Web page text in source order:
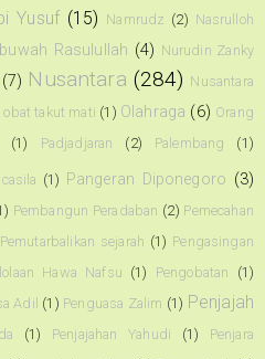
Yusuf (15) Namrudz (2) Nasrulloh
Rasulullah (4) Nurudin Zanky
(7) Nusantara (284) Nusantara
obat takut mati (1) Olahraga (6) Orang
(1) Padjadjaran (2) Palembang (1)
(1) Pangeran Diponegoro (3)
Pembangun Peradaban (2) Pemecahan
Pemutarbalikan sejarah (1) Pengasingan
Hawa Nafsu (1) Pengobatan
(1)
Adil (1) Penguasa Zalim (1) Penjajah
(1) Penjajahan Yahudi (1)
Penjara